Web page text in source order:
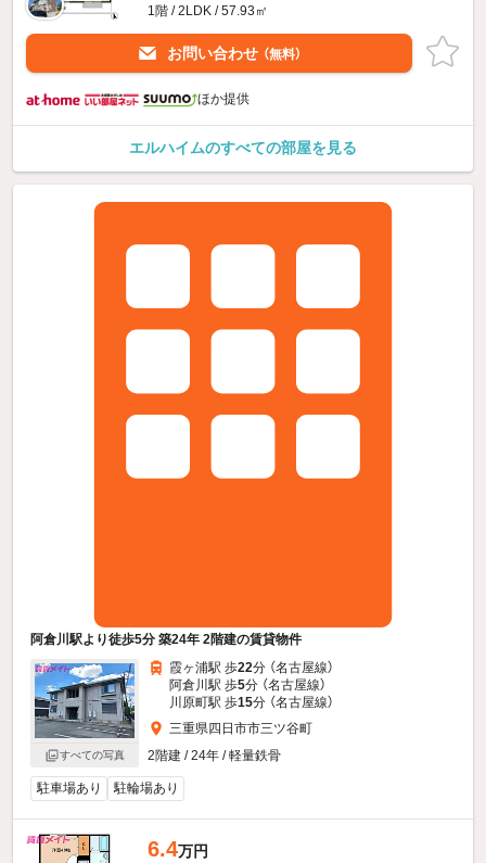
1階 / 2LDK / 57.93㎡
お問い合わせ （無料）
ほか提供
エルハイムのすべての部屋を見る
阿倉川駅より徒歩5分 築24年 2階建の賃貸物件
すべての写真
霞ヶ浦駅 歩22分 （名古屋線）
阿倉川駅 歩5分 （名古屋線）
川原町駅 歩15分 （名古屋線）
三重県四日市市三ツ谷町
2階建 / 24年 / 軽量鉄骨
駐車場あり 駐輪場あり
6.4万円